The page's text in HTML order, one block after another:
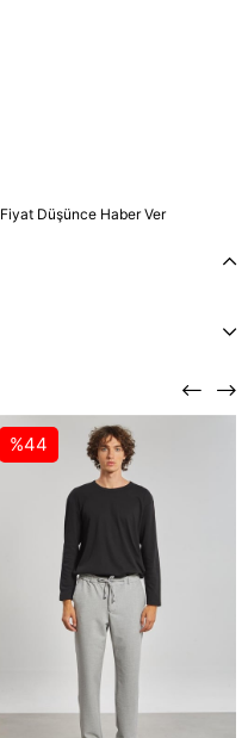
Fiyat Düşünce Haber Ver
%44